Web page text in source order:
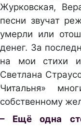
Журковская,
песни звучат
умерли или
денег. За
на мои стихи
Светлана
Читальня»
собственному
– Ещё одна